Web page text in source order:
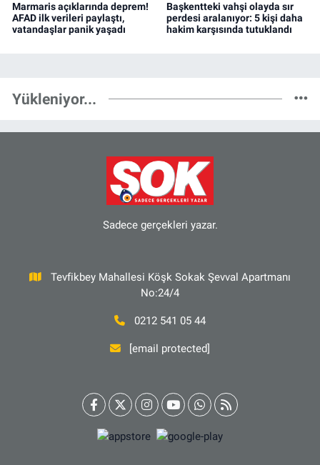
Marmaris açıklarında deprem!
AFAD ilk verileri paylaştı,
vatandaşlar panik yaşadı
Başkentteki vahşi olayda sır
perdesi aralanıyor: 5 kişi daha
hakim karşısında tutuklandı
Yükleniyor...
Sadece gerçekleri yazar.
Tevfikbey Mahallesi Köşk Sokak Şevval Apartmanı
No:24/4
0212 541 05 44
[email protected]